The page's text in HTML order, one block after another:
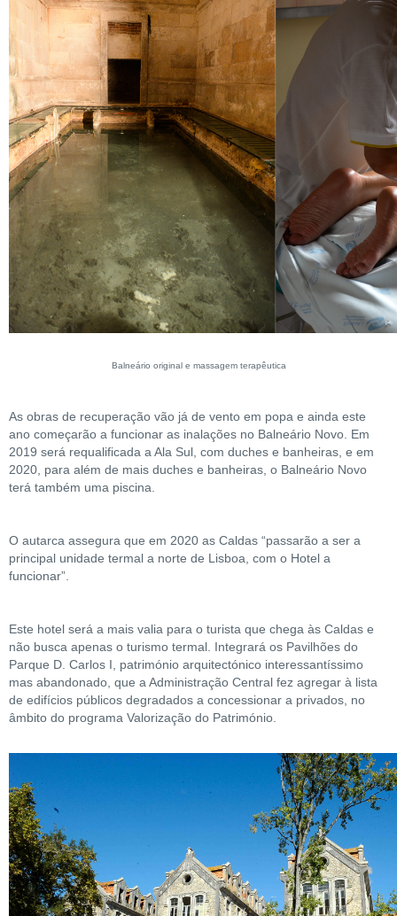
Balneário original e massagem terapêutica
As obras de recuperação vão já de vento em popa e ainda este
ano começarão a funcionar as inalações no Balneário Novo. Em
2019 será requalificada a Ala Sul, com duches e banheiras, e em
2020, para além de mais duches e banheiras, o Balneário Novo
terá também uma piscina.
O autarca assegura que em 2020 as Caldas “passarão a ser a
principal unidade termal a norte de Lisboa, com o Hotel a
funcionar”.
Este hotel será a mais valia para o turista que chega às Caldas e
não busca apenas o turismo termal. Integrará os Pavilhões do
Parque D. Carlos I, património arquitectónico interessantíssimo
mas abandonado, que a Administração Central fez agregar à lista
de edifícios públicos degradados a concessionar a privados, no
âmbito do programa Valorização do Património.